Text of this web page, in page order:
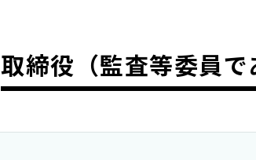
取締役（監査等委員で